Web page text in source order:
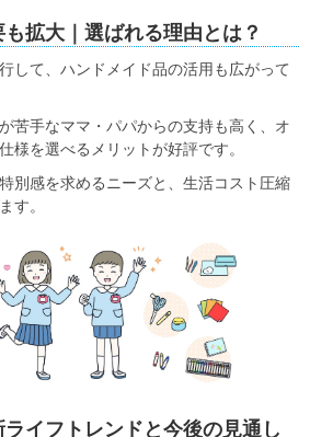
拡大｜選ばれる理由とは？
して、ハンドメイド品の活用も広がって
苦手なママ・パパからの支持も高く、オ
様を選べるメリットが好評です。
別感を求めるニーズと、生活コスト圧縮
す。
イフトレンドと今後の見通し